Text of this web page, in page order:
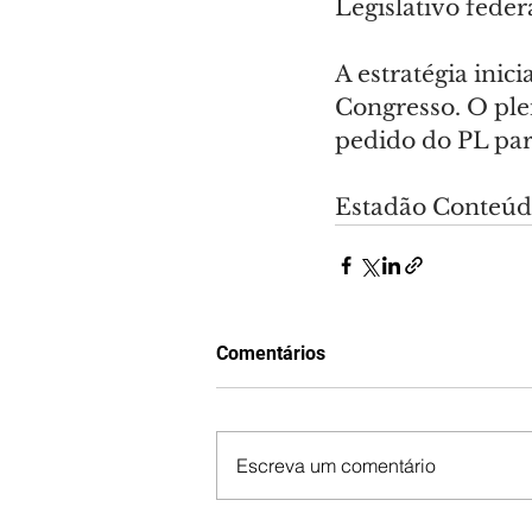
Legislativo
A estratégia
Congresso. O
pedido do PL
Estadão
Comentários
Escreva um comentário